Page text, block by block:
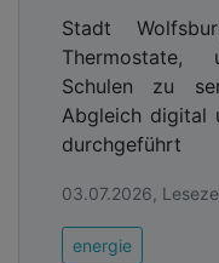
Stadt
Thermostate,
Schulen zu
Abgleich digital
durchgeführt
03.07.2026,
energie